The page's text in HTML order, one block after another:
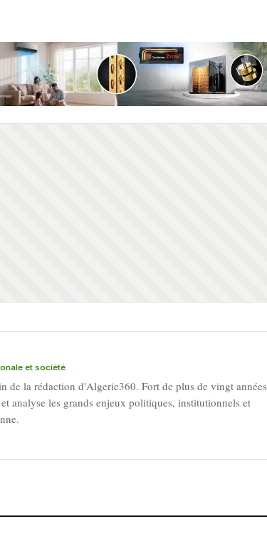
et société
de la rédaction d'Algerie360. Fort de plus de vingt années
analyse les grands enjeux politiques, institutionnels et